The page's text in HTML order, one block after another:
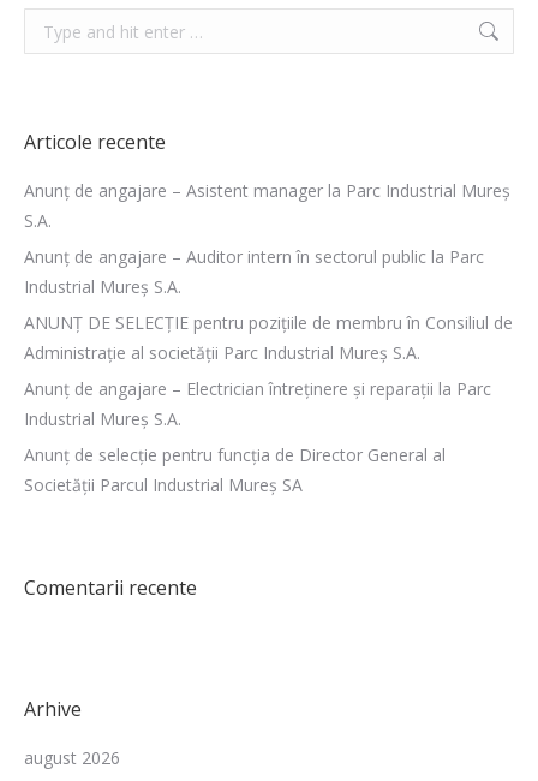
Search:
Articole recente
Anunț de angajare – Asistent manager la Parc Industrial Mureș
S.A.
Anunț de angajare – Auditor intern în sectorul public la Parc
Industrial Mureș S.A.
ANUNȚ DE SELECȚIE pentru pozițiile de membru în Consiliul de
Administrație al societății Parc Industrial Mureș S.A.
Anunț de angajare – Electrician întreținere și reparații la Parc
Industrial Mureș S.A.
Anunț de selecție pentru funcția de Director General al
Societății Parcul Industrial Mureș SA
Comentarii recente
Arhive
august 2026